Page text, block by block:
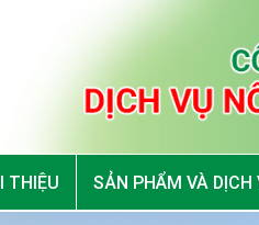
THIỆU SẢN PHẨM VÀ DỊCH